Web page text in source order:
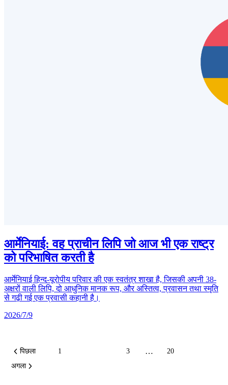
आर्मेनियाई: वह प्राचीन लिपि जो आज भी एक राष्ट्र
को परिभाषित करती है
आर्मेनियाई हिन्द-यूरोपीय परिवार की एक स्वतंत्र शाखा है, जिसकी अपनी 38-
अक्षरों वाली लिपि, दो आधुनिक मानक रूप, और अस्तित्व, प्रवासन तथा स्मृति
से गढ़ी गई एक प्रवासी कहानी है।
2026/7/9
पिछला 1 3 …
20
अगला